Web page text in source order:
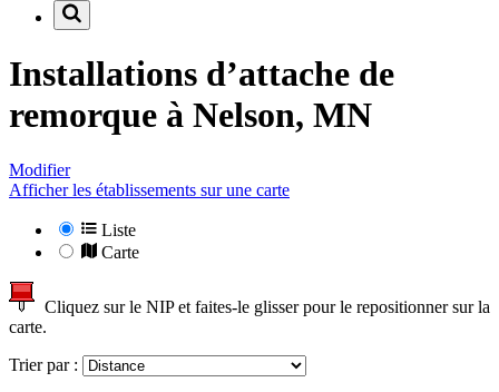
Installations d’attache de
remorque à Nelson, MN
Modifier
Afficher les établissements sur une carte
Liste
Carte
Cliquez sur le NIP et faites-le glisser pour le repositionner sur la
carte.
Trier par :